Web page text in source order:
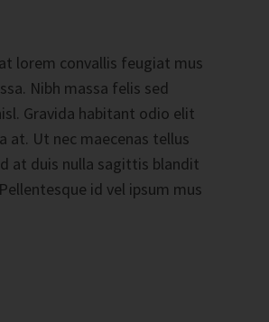
lorem convallis feugiat mus
Nibh massa felis sed
Gravida habitant odio elit
at. Ut nec maecenas tellus
at duis nulla sagittis blandit
id vel ipsum mus